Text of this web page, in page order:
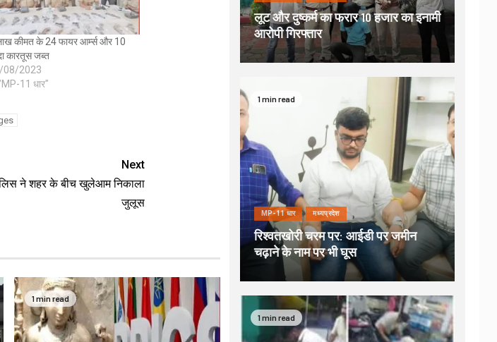
कीमत के 24 फायर आर्म्स और 10
कारतूस जब्त
08/2023
11 धार"
Next
ने शहर के बीच खुलेआम निकाला
जुलूस
1 min read
लूट और दुष्कर्म का फरार 10 हजार का इनामी
आरोपी गिरफ्तार
1 min read
MP-11 धार मध्यप्रदेश
रिश्वतखोरी चरम पर: आईडी पर जमीन
चढ़ाने के नाम पर भी घूस
1 min read